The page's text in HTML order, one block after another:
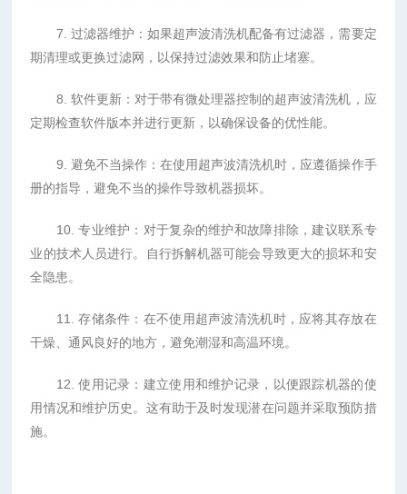
7. 过滤器维护：如果超声波清洗机配备有过滤器，需要定
期清理或更换过滤网，以保持过滤效果和防止堵塞。
8. 软件更新：对于带有微处理器控制的超声波清洗机，应
定期检查软件版本并进行更新，以确保设备的优性能。
9. 避免不当操作：在使用超声波清洗机时，应遵循操作手
册的指导，避免不当的操作导致机器损坏。
10. 专业维护：对于复杂的维护和故障排除，建议联系专
业的技术人员进行。自行拆解机器可能会导致更大的损坏和安
全隐患。
11. 存储条件：在不使用超声波清洗机时，应将其存放在
干燥、通风良好的地方，避免潮湿和高温环境。
12. 使用记录：建立使用和维护记录，以便跟踪机器的使
用情况和维护历史。这有助于及时发现潜在问题并采取预防措
施。